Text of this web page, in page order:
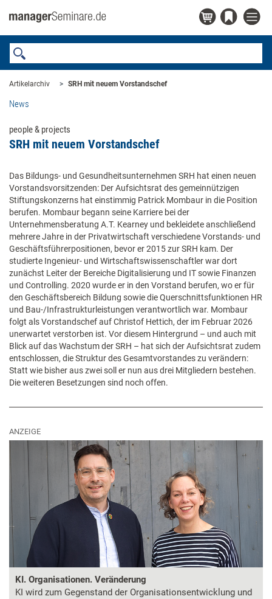
Artikelarchiv SRH mit neuem Vorstandschef
News
people & projects
SRH mit neuem Vorstandschef
Das Bildungs- und Gesundheitsunternehmen SRH hat einen neuen
Vorstandsvorsitzenden: Der Aufsichtsrat des gemeinnützigen
Stiftungskonzerns hat einstimmig Patrick Mombaur in die Position
berufen. Mombaur begann seine Karriere bei der
Unternehmensberatung A.T. Kearney und bekleidete anschließend
mehrere Jahre in der Privatwirtschaft verschiedene Vorstands- und
Geschäftsführerpositionen, bevor er 2015 zur SRH kam. Der
studierte Ingenieur- und Wirtschaftswissenschaftler war dort
zunächst Leiter der Bereiche Digitalisierung und IT sowie Finanzen
und Controlling. 2020 wurde er in den Vorstand berufen, wo er für
den Geschäftsbereich Bildung sowie die Querschnittsfunktionen HR
und Bau-/Infrastrukturleistungen verantwortlich war. Mombaur
folgt als Vorstandschef auf Christof Hettich, der im Februar 2026
unerwartet verstorben ist. Vor diesem Hintergrund – und auch mit
Blick auf das Wachstum der SRH – hat sich der Aufsichtsrat zudem
entschlossen, die Struktur des Gesamtvorstandes zu verändern:
Statt wie bisher aus zwei soll er nun aus drei Mitgliedern bestehen.
Die weiteren Besetzungen sind noch offen.
ANZEIGE
KI. Organisationen. Veränderung
KI wird zum Gegenstand der Organisationsentwicklung und